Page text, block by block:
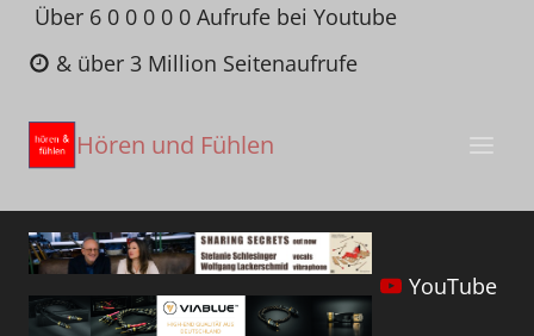
Zum
Inhalt
springen
Über 6 0 0 0 0 0 Aufrufe bei Youtube
& über 3 Million Seitenaufrufe
Hören und Fühlen
YouTube